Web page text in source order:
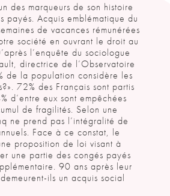
des marqueurs de son histoire
Acquis emblématique du
de vacances rémunérées
société en ouvrant le droit au
l’enquête du sociologue
directrice de l’Observatoire
de la population considère les
72% des Français sont partis
d’entre eux sont empêchées
de fragilités. Selon une
ne prend pas l’intégralité de
Face à ce constat, le
proposition de loi visant à
une partie des congés payés
90 ans après leur
ils un acquis social